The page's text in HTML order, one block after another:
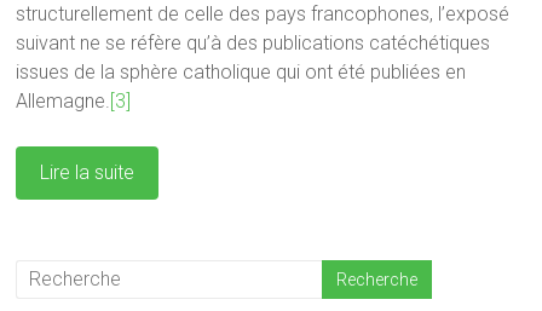
structurellement de celle des pays francophones, l’exposé
suivant ne se réfère qu’à des publications catéchétiques
issues de la sphère catholique qui ont été publiées en
Allemagne.[3]
Lire la suite